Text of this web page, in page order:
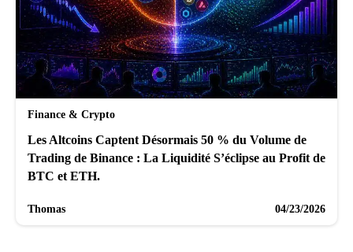
Finance & Crypto
Les Altcoins Captent Désormais 50 % du Volume de
Trading de Binance : La Liquidité S’éclipse au Profit de
BTC et ETH.
Thomas 04/23/2026